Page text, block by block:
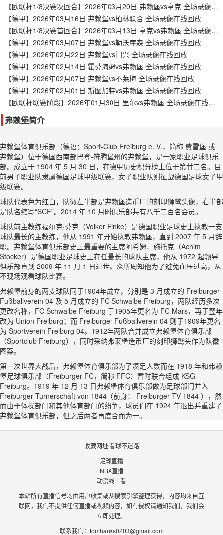
【欧联杯1/8决赛次回合】2026年03月20日 弗赖堡vs亨克 全场录像在线回放
【德甲】2026年03月16日 弗赖堡vs柏林联合 全场录像在线回放
【欧联杯1/8决赛首回合】2026年03月13日 亨克vs弗赖堡 全场录像在线回放
【德甲】2026年03月07日 弗赖堡vs勒沃库森 全场录像在线回放
【德甲】2026年02月22日 弗赖堡vs门兴 全场录像在线回放
【德甲】2026年02月14日 霍芬海姆vs弗赖堡 全场录像在线回放
【德甲】2026年02月07日 弗赖堡vs不莱梅 全场录像在线回放
【德甲】2026年02月01日 斯图加特vs弗赖堡 全场录像在线回放
【欧联杯联赛阶段】2026年01月30日 里尔vs弗赖堡 全场录像在线回放
弗赖堡简介
弗赖堡体育俱乐部（德语：Sport-Club Freiburg e. V.，简称 費雷堡 或
弗赖堡）位于德国西南部巴登-符腾堡州的弗赖堡，是一家职业足球俱乐
部。成立于 1904 年 5 月 30 日，在德甲历史积分榜上位于第廿二名。目
前男子职业队隶属德国足球甲级联赛，女子职业队则征战德国足球女子甲
级联赛。
球队代表色为红白，队徽左半部是弗赖堡造币厂的刻印狮鹫头像，右半部
是队名缩写“SCF”。2014 年 10 月时俱乐部共有八千二百名会员。
球队前主教练福尔克·芬克（Volker Finke）是德国职业足球史上执教一支
球队最长的主教练，他从 1991 年开始执教弗赖堡，直到 2007 年 5 月辞
职。弗赖堡体育俱乐部史上最重要的主席阿希姆．施托克（Achim
Stocker）是德国职业足球史上在任最长的球队主席，他从 1972 起领导
俱乐部直到 2009 年 11 月 1 日过世。众所周知他为了避免血压过高，从
不现场观看球队比赛。
弗赖堡前身的两支球队同于1904年成立，分别是 3 月成立的 Freiburger
Fußballverein 04 及 5 月成立的 FC Schwalbe Freiburg，两队经历多次
更改名称，FC Schwalbe Freiburg 于1905年更名为 FC Mars，再于翌年
改为 Union Freiburg；而 Freiburger Fußballverein 04 则于1909年更名
为 Sportverein Freiburg 04。1912年两队合并成立弗赖堡体育俱乐部
（Sportclub Freiburg），同时采纳弗莱堡造币厂的刻印狮鹫头作为队徽
图案。
第一次世界大战后，弗赖堡体育俱乐部为了凑足人数而在 1918 年和弗赖
堡足球俱乐部（Freiburger FC，简称 FFC）暂时联合组成 KSG
Freiburg。1919 年 12 月 13 日弗赖堡体育俱乐部做为足球部门并入
Freiburger Turnerschaft von 1844（前身： Freiburger TV 1844 ），然
而由于体操部门和其他体育部门的纷争，球员们在 1924 年退出并重建了
弗赖堡体育俱乐部，但之后两者再度合而为一。
收藏网址 看球不迷路
足球直播
NBA直播
动漫线上看
本站所有直播信号均由用户收集或从搜索引擎整理获得，内容均来自互
联网，我们不提供任何直播或视频内容，如有侵权请通知我们，我们会
立即处理。
联系我们： tomhanks0203@gmail.com